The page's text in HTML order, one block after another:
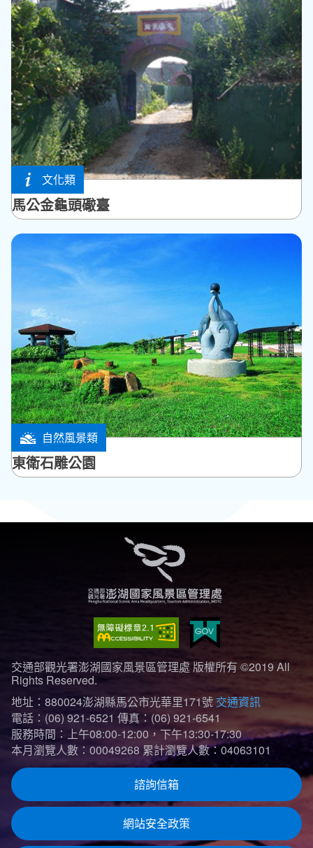
文化類
馬公市
馬公金龜頭礮臺
自然風景類
馬公市
東衛石雕公園
交通部觀光署澎湖國家風景區管理處 版權所有 ©2019 All
Rights Reserved.
地址：880024澎湖縣馬公市光華里171號 交通資訊
電話：(06) 921-6521 傳真：(06) 921-6541
服務時間：上午08:00-12:00，下午13:30-17:30
本月瀏覽人數：00049268 累計瀏覽人數：04063101
諮詢信箱
網站安全政策